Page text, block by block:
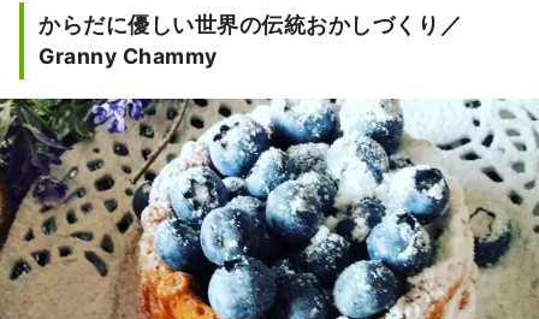
からだに優しい世界の伝統おかしづくり／
Granny Chammy